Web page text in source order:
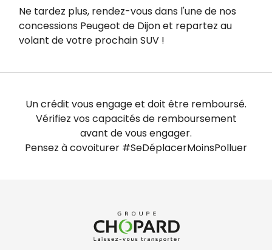
Ne tardez plus, rendez-vous dans l'une de nos
concessions Peugeot de Dijon et repartez au
volant de votre prochain SUV !
Un crédit vous engage et doit être remboursé.
Vérifiez vos capacités de remboursement
avant de vous engager.
Pensez à covoiturer #SeDéplacerMoinsPolluer